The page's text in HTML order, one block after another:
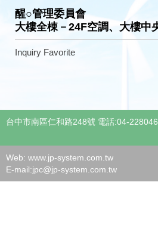
醒○管理委員會
大樓全棟－24F空調、大樓中
Inquiry Favorite
台中市南區仁和路248號 電話:04-
Web: www.jp-system.com.tw
E-mail:jpc@jp-system.com.tw